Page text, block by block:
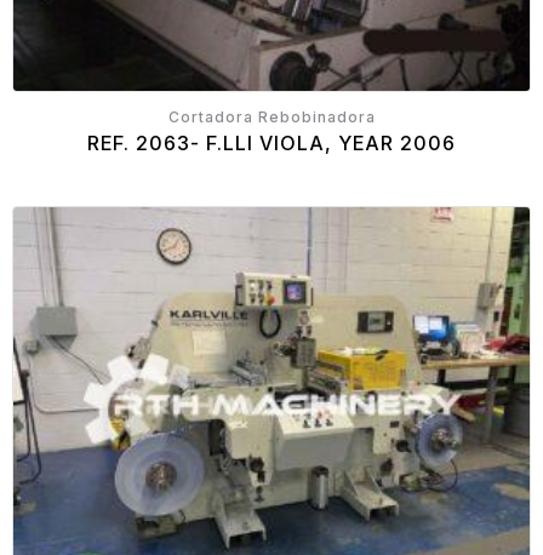
Cortadora Rebobinadora
REF. 2063- F.LLI VIOLA, YEAR 2006